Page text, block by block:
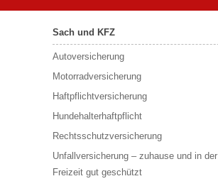
Sach und KFZ
Autoversicherung
Motorradversicherung
Haftpflichtversicherung
Hundehalterhaftpflicht
Rechtsschutzversicherung
Unfallversicherung – zuhause und in der
Freizeit gut geschützt